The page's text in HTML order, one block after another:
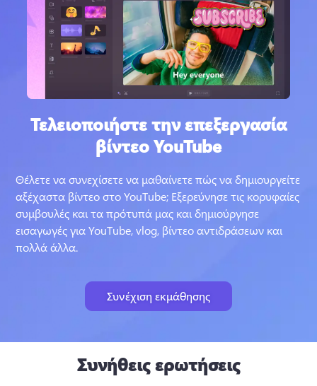
Τελειοποιήστε την επεξεργασία
βίντεο YouTube
Θέλετε να συνεχίσετε να μαθαίνετε πώς να δημιουργείτε
αξέχαστα βίντεο στο YouTube; Εξερεύνησε τις κορυφαίες
συμβουλές και τα πρότυπά μας και δημιούργησε
εισαγωγές για YouTube, vlog, βίντεο αντιδράσεων και
πολλά άλλα.
Συνέχιση εκμάθησης
Συνήθεις ερωτήσεις